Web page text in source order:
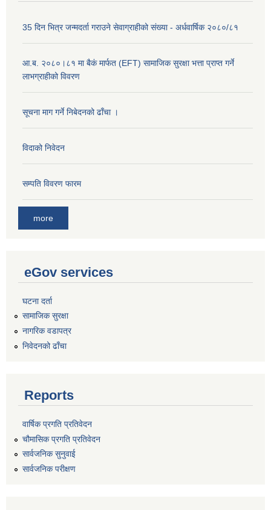
35 दिन भित्र जन्मदर्ता गराउने सेवाग्राहीको संख्या - अर्धवार्षिक २०८०/८१
आ.ब. २०८०।८१ मा बैकं मार्फत (EFT) सामाजिक सुरक्षा भत्ता प्राप्त गर्ने
लाभग्राहीको विवरण
सूचना माग गर्ने निबेदनको ढाँचा ।
विदाको निवेदन
सम्पति विवरण फारम
more
eGov services
घटना दर्ता
सामाजिक सुरक्षा
नागरिक वडापत्र
निवेदनको ढाँचा
Reports
वार्षिक प्रगति प्रतिवेदन
चौमासिक प्रगति प्रतिवेदन
सार्वजनिक सुनुवाई
सार्वजनिक परीक्षण